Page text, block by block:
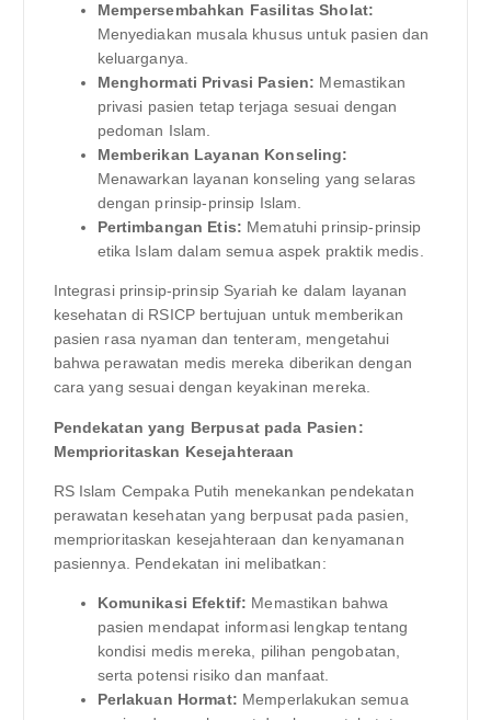
Mempersembahkan Fasilitas Sholat:
Menyediakan musala khusus untuk pasien dan
keluarganya.
Menghormati Privasi Pasien: Memastikan
privasi pasien tetap terjaga sesuai dengan
pedoman Islam.
Memberikan Layanan Konseling:
Menawarkan layanan konseling yang selaras
dengan prinsip-prinsip Islam.
Pertimbangan Etis: Mematuhi prinsip-prinsip
etika Islam dalam semua aspek praktik medis.
Integrasi prinsip-prinsip Syariah ke dalam layanan
kesehatan di RSICP bertujuan untuk memberikan
pasien rasa nyaman dan tenteram, mengetahui
bahwa perawatan medis mereka diberikan dengan
cara yang sesuai dengan keyakinan mereka.
Pendekatan yang Berpusat pada Pasien:
Memprioritaskan Kesejahteraan
RS Islam Cempaka Putih menekankan pendekatan
perawatan kesehatan yang berpusat pada pasien,
memprioritaskan kesejahteraan dan kenyamanan
pasiennya. Pendekatan ini melibatkan:
Komunikasi Efektif: Memastikan bahwa
pasien mendapat informasi lengkap tentang
kondisi medis mereka, pilihan pengobatan,
serta potensi risiko dan manfaat.
Perlakuan Hormat: Memperlakukan semua